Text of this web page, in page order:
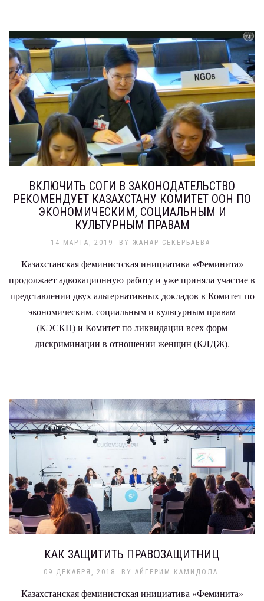
ВКЛЮЧИТЬ СОГИ В ЗАКОНОДАТЕЛЬСТВО
РЕКОМЕНДУЕТ КАЗАХСТАНУ КОМИТЕТ ООН ПО
ЭКОНОМИЧЕСКИМ, СОЦИАЛЬНЫМ И
КУЛЬТУРНЫМ ПРАВАМ
14 МАРТА, 2019 BY ЖАНАР СЕКЕРБАЕВА
Казахстанская феминистская инициатива «Феминита»
продолжает адвокационную работу и уже приняла участие в
представлении двух альтернативных докладов в Комитет по
экономическим, социальным и культурным правам
(КЭСКП) и Комитет по ликвидации всех форм
дискриминации в отношении женщин (КЛДЖ).
КАК ЗАЩИТИТЬ ПРАВОЗАЩИТНИЦ
09 ДЕКАБРЯ, 2018 BY АЙГЕРИМ КАМИДОЛА
Казахстанская феминистская инициатива «Феминита»